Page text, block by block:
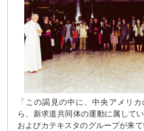
「この謁見の中に、中央アメリ
ら、新求道共同体の運動に属して
およびカテキスタのグループが来